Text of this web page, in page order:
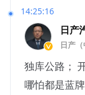
14:25:16
日产
日产
独库公路；
哪怕都是蓝